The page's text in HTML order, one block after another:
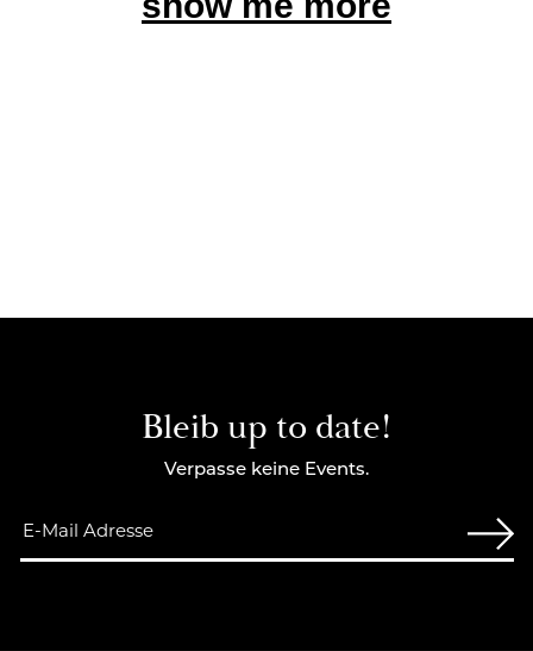
Bleib up to date!
Verpasse keine Events.